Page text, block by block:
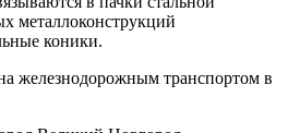
металлоконструкций
коники.
железнодорожным транспортом в